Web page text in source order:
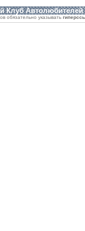
Клуб Автолюбителей
обязательно указывать